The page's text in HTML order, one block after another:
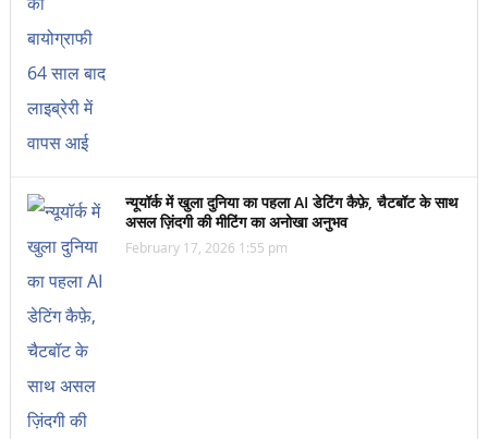
न्यूयॉर्क में खुला दुनिया का पहला AI डेटिंग कैफ़े, चैटबॉट के साथ
असल ज़िंदगी की मीटिंग का अनोखा अनुभव
February 17, 2026 1:55 pm